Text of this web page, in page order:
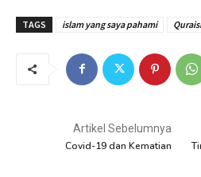
TAGS islam yang saya pahami
Artikel Sebelumnya
Covid-19 dan Kematian